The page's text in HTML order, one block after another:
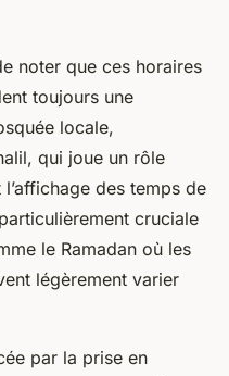
noter que ces horaires
toujours une
locale,
qui joue un rôle
des temps de
cruciale
le Ramadan où les
légèrement varier
par la prise en